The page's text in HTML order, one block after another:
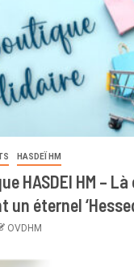
HASDEÏ HM
HASDEI HM –
un éternel
OVDHM